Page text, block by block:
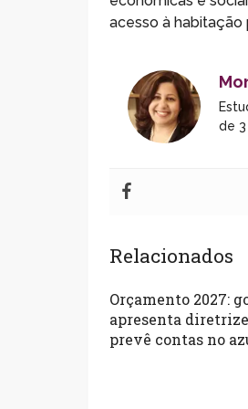
acesso à habitação
de
Relacionados
Orçamento 2027:
apresenta
prevê contas no